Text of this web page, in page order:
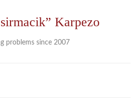
Karpezo
problems since 2007